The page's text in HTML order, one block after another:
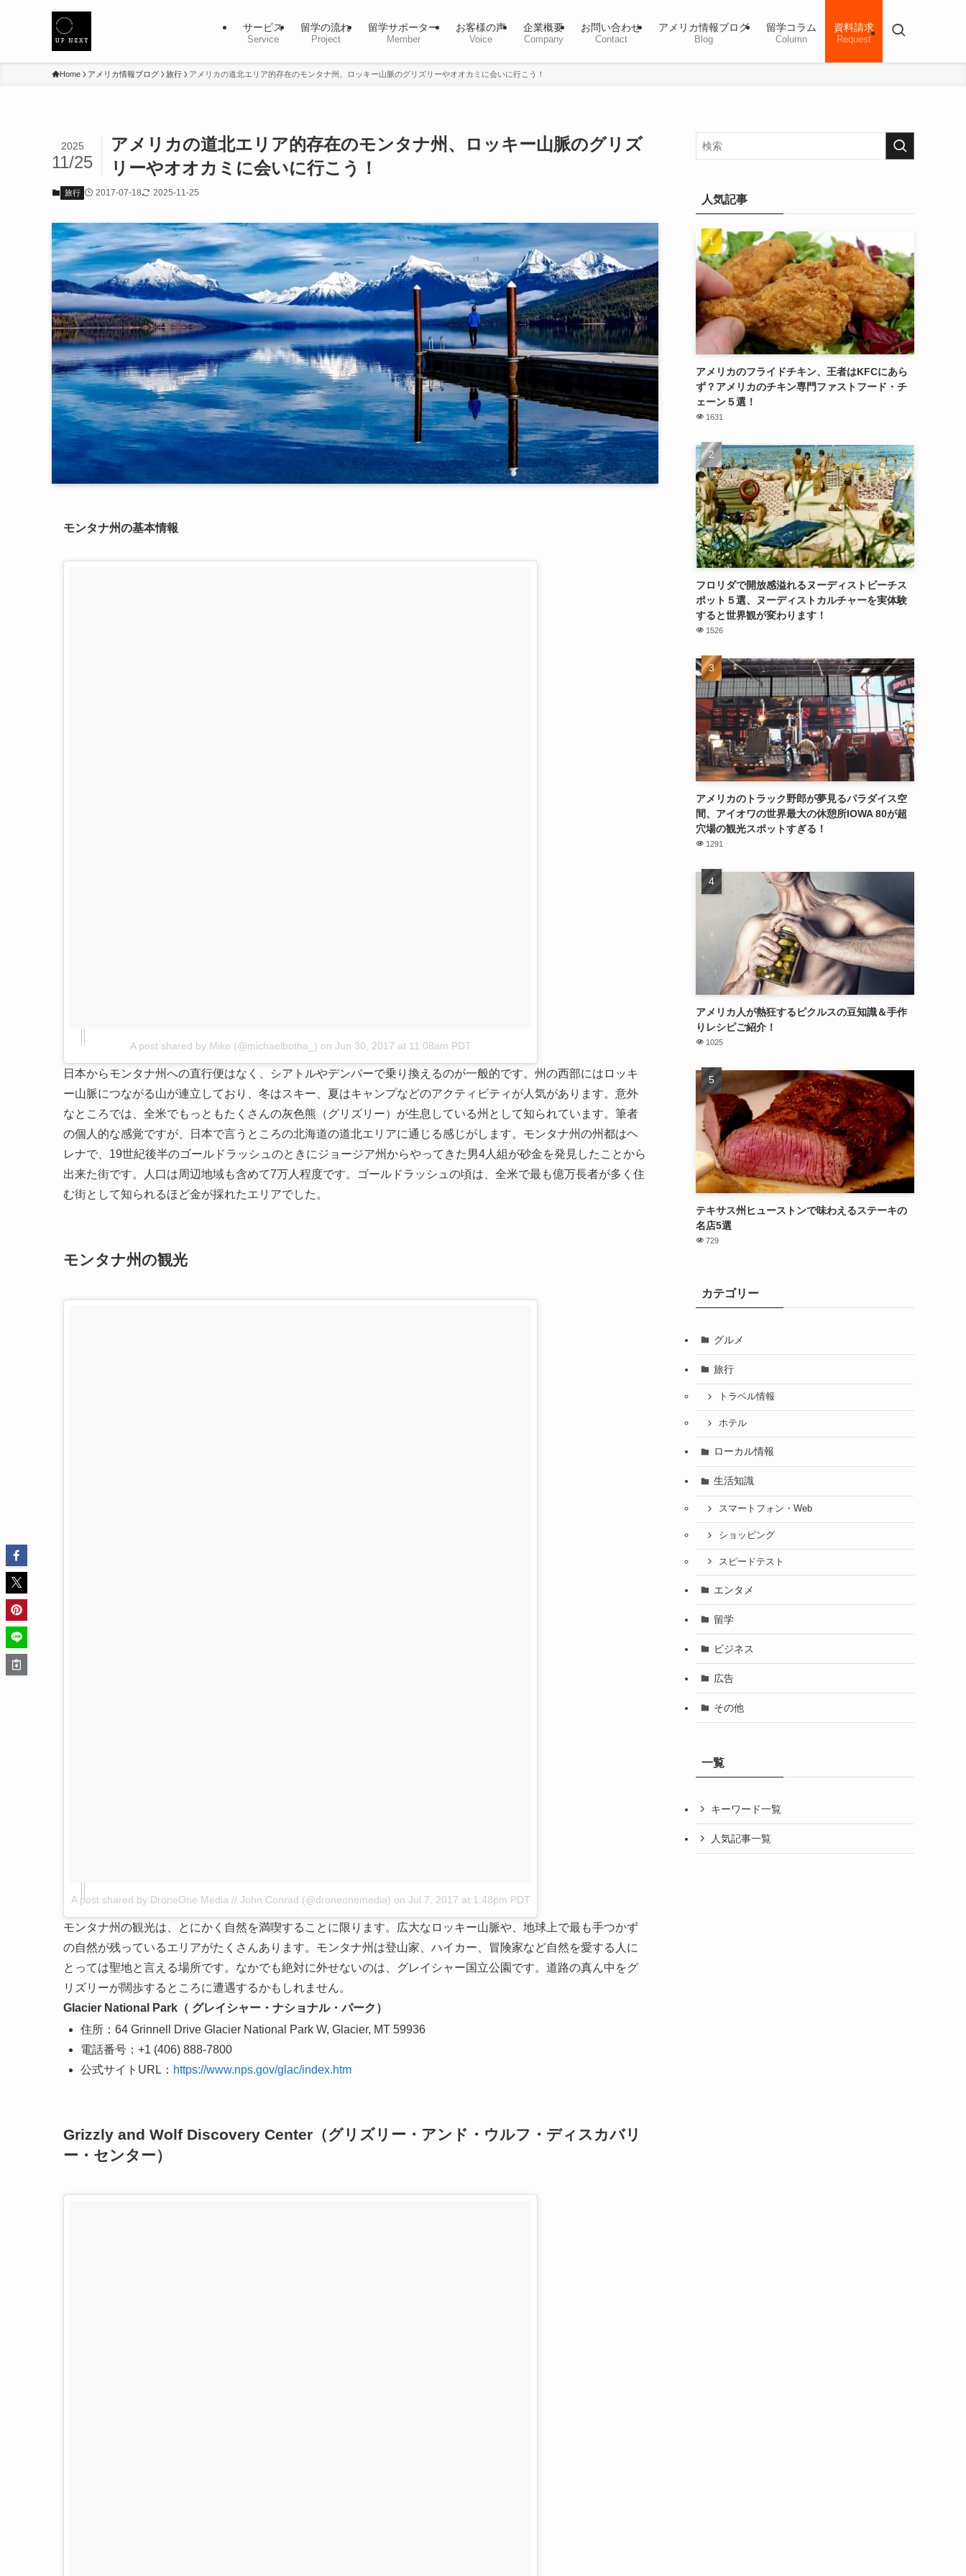
サービス
Service
留学の流れ
Project
留学サポーター
Member
お客様の声
Voice
企業概要
Company
お問い合わせ
Contact
アメリカ情報ブログ
Blog
留学コラム
Column
資料請求
Request
Home アメリカ情報ブログ 旅行 アメリカの道北エリア的存在のモンタナ州、ロッキー山脈のグリズリーやオオカミに会いに行こう！
アメリカの道北エリア的存在のモンタナ州、ロッキー山脈のグリズ
リーやオオカミに会いに行こう！
2025
11/25
旅行 2017-07-18 2025-11-25
モンタナ州の基本情報
A post shared by Mike (@michaelbotha_) on Jun 30, 2017 at 11:08am PDT
日本からモンタナ州への直行便はなく、シアトルやデンバーで乗り換えるのが一般的です。州の西部にはロッキ
ー山脈につながる山が連立しており、冬はスキー、夏はキャンプなどのアクティビティが人気があります。意外
なところでは、全米でもっともたくさんの灰色熊（グリズリー）が生息している州として知られています。筆者
の個人的な感覚ですが、日本で言うところの北海道の道北エリアに通じる感じがします。モンタナ州の州都はヘ
レナで、19世紀後半のゴールドラッシュのときにジョージア州からやってきた男4人組が砂金を発見したことから
出来た街です。人口は周辺地域も含めて7万人程度です。ゴールドラッシュの頃は、全米で最も億万長者が多く住
む街として知られるほど金が採れたエリアでした。
モンタナ州の観光
A post shared by DroneOne Media // John Conrad (@droneonemedia) on Jul 7, 2017 at 1:48pm PDT
モンタナ州の観光は、とにかく自然を満喫することに限ります。広大なロッキー山脈や、地球上で最も手つかず
の自然が残っているエリアがたくさんあります。モンタナ州は登山家、ハイカー、冒険家など自然を愛する人に
とっては聖地と言える場所です。なかでも絶対に外せないのは、グレイシャー国立公園です。道路の真ん中をグ
リズリーが闊歩するところに遭遇するかもしれません。
Glacier National Park（ グレイシャー・ナショナル・パーク）
住所：64 Grinnell Drive Glacier National Park W, Glacier, MT 59936
電話番号：+1 (406) 888-7800
公式サイトURL： https://www.nps.gov/glac/index.htm
Grizzly and Wolf Discovery Center（グリズリー・アンド・ウルフ・ディスカバリ
ー・センター）
人気記事
アメリカのフライドチキン、王者はKFCにあら
ず？アメリカのチキン専門ファストフード・チ
ェーン５選！
1631
フロリダで開放感溢れるヌーディストビーチス
ポット５選、ヌーディストカルチャーを実体験
すると世界観が変わります！
1526
アメリカのトラック野郎が夢見るパラダイス空
間、アイオワの世界最大の休憩所IOWA 80が超
穴場の観光スポットすぎる！
1291
アメリカ人が熱狂するピクルスの豆知識＆手作
りレシピご紹介！
1025
テキサス州ヒューストンで味わえるステーキの
名店5選
729
カテゴリー
グルメ
旅行
トラベル情報
ホテル
ローカル情報
生活知識
スマートフォン・Web
ショッピング
スピードテスト
エンタメ
留学
ビジネス
広告
その他
一覧
キーワード一覧
人気記事一覧